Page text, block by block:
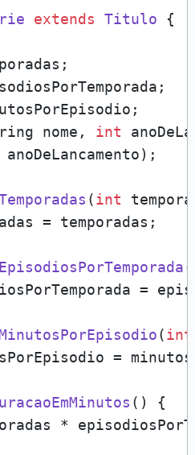
extends Titulo {
nome, int
(int
= temporadas;
(
=
(int
=
()
{
*